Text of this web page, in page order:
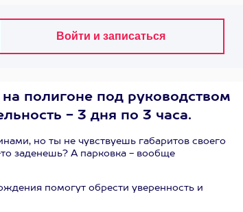
полигоне под руководством
- 3 дня по 3 часа.
но ты не чувствуешь габаритов своего
заденешь? А парковка - вообще
помогут обрести уверенность и